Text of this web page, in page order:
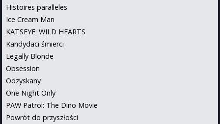
Histoires paralleles
Ice Cream Man
KATSEYE: WILD HEARTS
Kandydaci śmierci
Legally Blonde
Obsession
Odzyskany
One Night Only
PAW Patrol: The Dino Movie
Powrót do przyszłości